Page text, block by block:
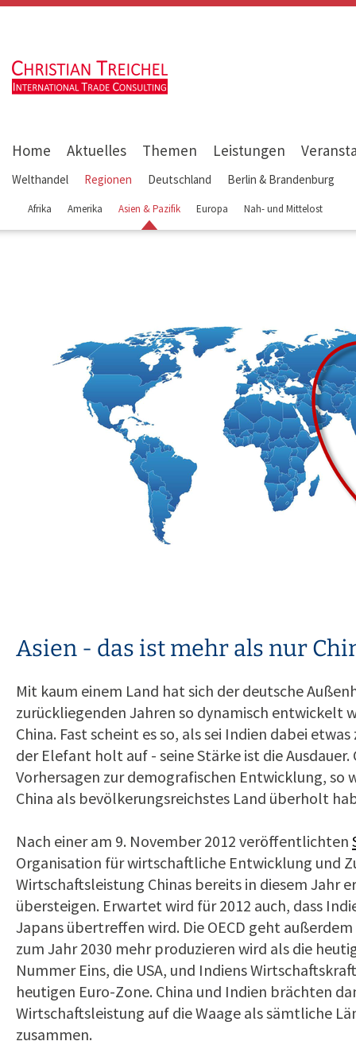
Home Aktuelles Themen Leistungen
Welthandel Regionen Deutschland Berlin & Brandenburg
Afrika Amerika Asien & Pazifik Europa Nah- und Mittelost
Asien - das ist mehr als nur
Mit kaum einem Land hat sich der deutsche
zurückliegenden Jahren so dynamisch entwickelt
China. Fast scheint es so, als sei Indien dabei
der Elefant holt auf - seine Stärke ist die
Vorhersagen zur demografischen Entwicklung, so
China als bevölkerungsreichstes Land überholt
Nach einer am 9. November 2012 veröffentlichten
Organisation für wirtschaftliche Entwicklung und
Wirtschaftsleistung Chinas bereits in diesem Jahr
übersteigen. Erwartet wird für 2012 auch, dass
Japans übertreffen wird. Die OECD geht außerdem
zum Jahr 2030 mehr produzieren wird als die
Nummer Eins, die USA, und Indiens
heutigen Euro-Zone. China und Indien brächten
Wirtschaftsleistung auf die Waage als sämtliche
zusammen.